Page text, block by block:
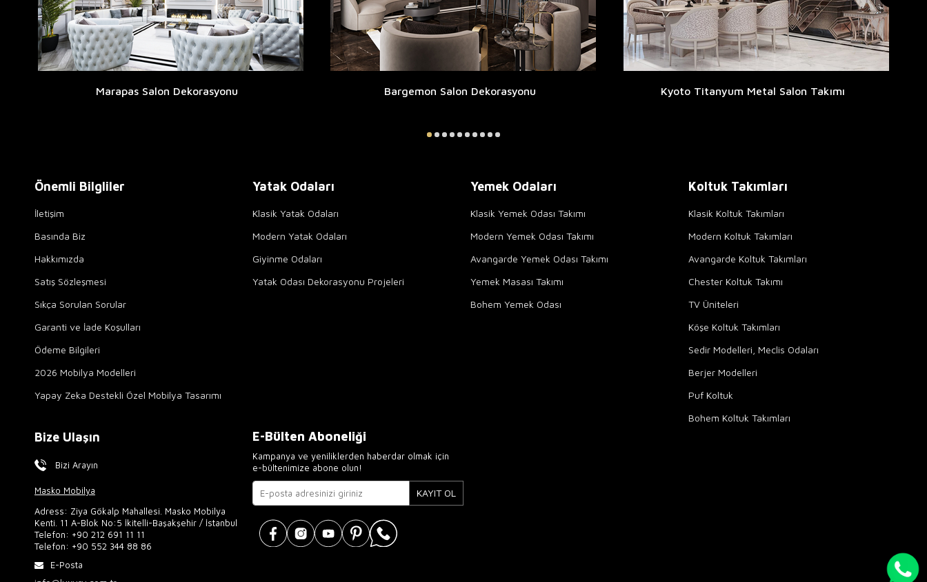
Marapas Salon Dekorasyonu Bargemon Salon Dekorasyonu Kyoto Titanyum Metal Salon Takımı
Önemli Bilgliler
İletişim
Basında Biz
Hakkımızda
Satış Sözleşmesi
Sıkça Sorulan Sorular
Garanti ve İade Koşulları
Ödeme Bilgileri
2026 Mobilya Modelleri
Yapay Zeka Destekli Özel Mobilya Tasarımı
Yatak Odaları
Klasik Yatak Odaları
Modern Yatak Odaları
Giyinme Odaları
Yatak Odası Dekorasyonu Projeleri
Yemek Odaları
Klasik Yemek Odası Takımı
Modern Yemek Odası Takımı
Avangarde Yemek Odası Takımı
Yemek Masası Takımı
Bohem Yemek Odası
Koltuk Takımları
Klasik Koltuk Takımları
Modern Koltuk Takımları
Avangarde Koltuk Takımları
Chester Koltuk Takımı
TV Üniteleri
Köşe Koltuk Takımları
Sedir Modelleri, Meclis Odaları
Berjer Modelleri
Puf Koltuk
Bohem Koltuk Takımları
Bize Ulaşın
Bizi Arayın
Masko Mobilya
Adress: Ziya Gökalp Mahallesi. Masko Mobilya
Kenti. 11 A-Blok No:5 İkitelli-Başakşehir / İstanbul
Telefon: +90 212 691 11 11
Telefon: +90 552 344 88 86
E-Posta
E-Bülten Aboneliği
Kampanya ve yeniliklerden haberdar olmak için
e-bültenimize abone olun!
KAYIT OL